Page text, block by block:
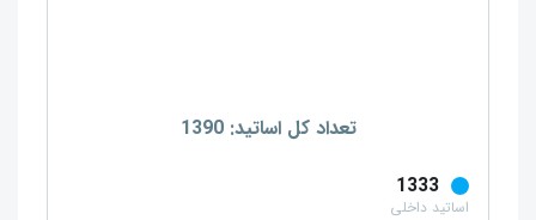
تعداد کل اساتید: 1390
1333
اساتید داخلی